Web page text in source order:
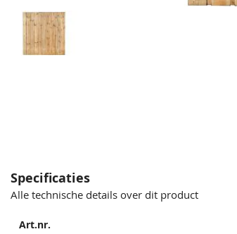
Specificaties
Alle technische details over dit product
Art.nr.